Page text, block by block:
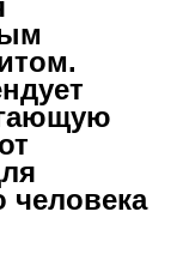
человека